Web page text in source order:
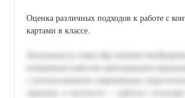
Оценка различных подходов к работе с
картами в классе.